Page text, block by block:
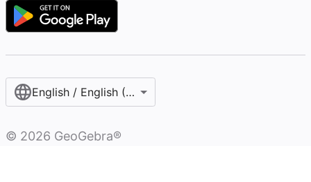
English / English (United States)
© 2026 GeoGebra®